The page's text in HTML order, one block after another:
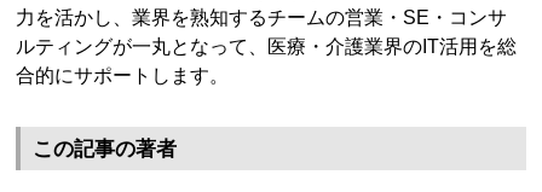
力を活かし、業界を熟知するチームの営業・SE・コンサ
ルティングが一丸となって、医療・介護業界のIT活用を総
合的にサポートします。
この記事の著者